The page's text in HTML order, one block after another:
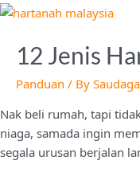
12 Jenis
Panduan / By
Nak beli rumah, tapi
niaga, samada ingin
segala urusan berjalan
12
Hartanah
Malaysia
Yang
Anda
Patut
Tahu